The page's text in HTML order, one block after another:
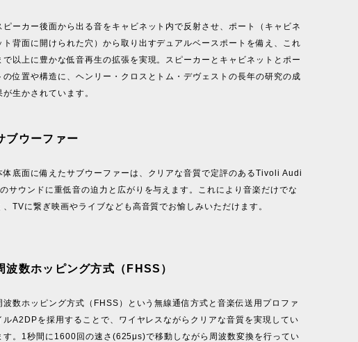
ピーカー後面から出る音をキャビネット内で反射させ、ポート（キャビネ
ト背面に開けられた穴）から取り出すデュアルベースポートを備え、これ
で以上に豊かな低音再生の拡張を実現。スピーカーとキャビネットとポー
の位置や構造に、ヘンリー・クロスとトム・デヴェストの長年の研究の成
が生かされています。
ブウーファー
体底面に備えたサブウーファーは、クリアな音質で定評のあるTivoli Audi
サウンドに重低音の迫力と広がりを与えます。これにより音楽だけでな
、TVに繋ぎ映画やライブなども高音質でお愉しみいただけます。
波数ホッピング方式（FHSS）
波数ホッピング方式（FHSS）という無線通信方式と音楽伝送用プロファ
ルA2DPを採用することで、ワイヤレスながらクリアな音質を実現してい
す。1秒間に1600回の速さ(625μs)で移動しながら周波数変換を行ってい